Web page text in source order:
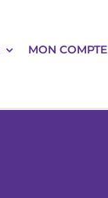
MON COMPTE